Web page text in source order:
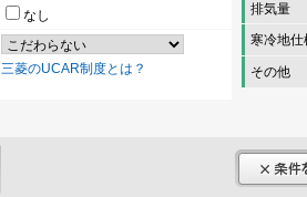
なし
三菱のUCAR制度とは？
排気量
寒冷地仕
その他